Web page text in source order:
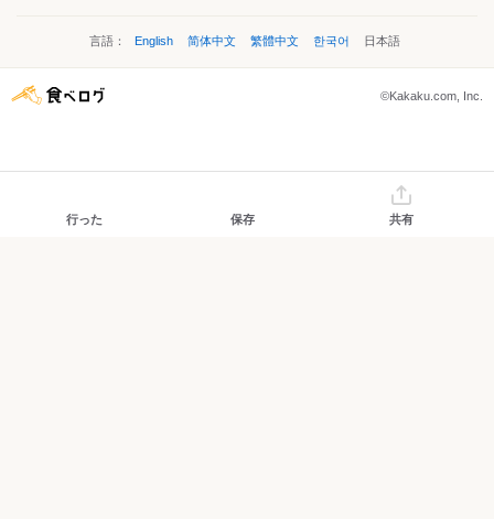
言語： English 简体中文 繁體中文 한국어 日本語
©Kakaku.com, Inc.
行った 保存 共有